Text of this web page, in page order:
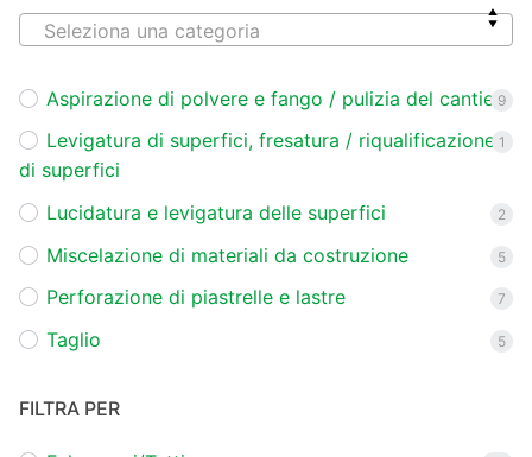
Seleziona una categoria
Aspirazione di polvere e fango / pulizia del cantiere
9
Levigatura di superfici, fresatura / riqualificazione
di superfici
1
Lucidatura e levigatura delle superfici 2
Miscelazione di materiali da costruzione 5
Perforazione di piastrelle e lastre 7
Taglio 5
FILTRA PER